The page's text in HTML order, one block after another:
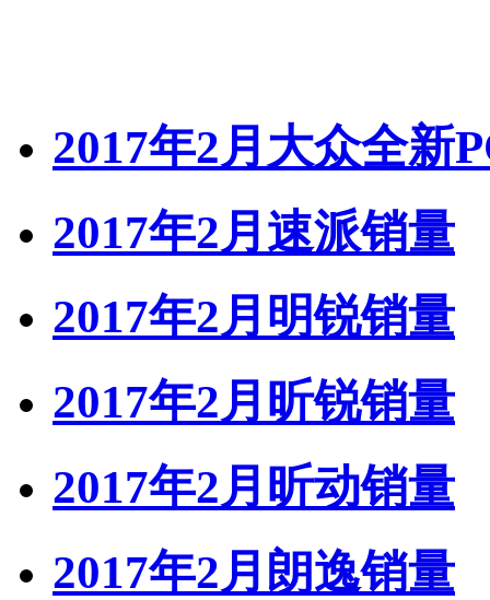
2017年2月大众全新
2017年2月速派销量
2017年2月明锐销量
2017年2月昕锐销量
2017年2月昕动销量
2017年2月朗逸销量